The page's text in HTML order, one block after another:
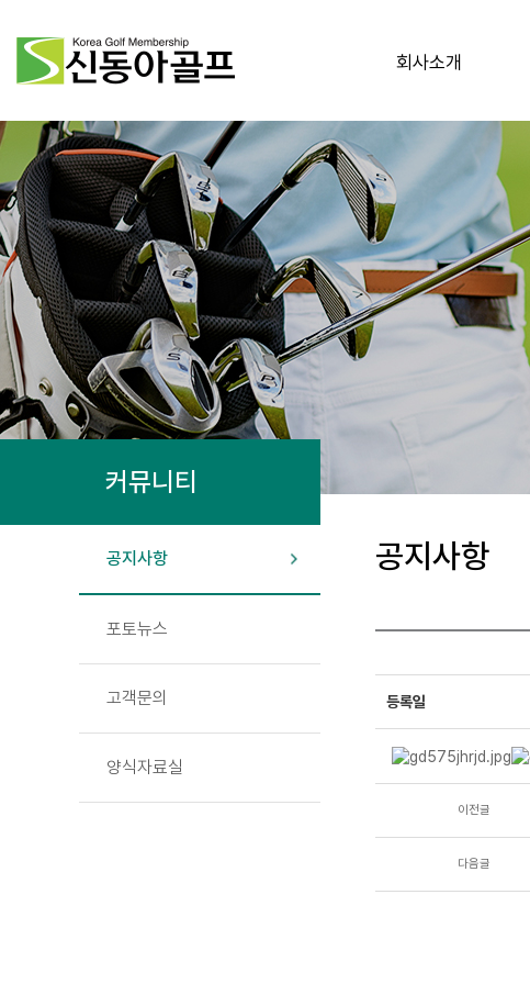
회사소개
커뮤니티
공지사항
포토뉴스
고객문의
양식자료실
공지사항
등록일
이전글
다음글